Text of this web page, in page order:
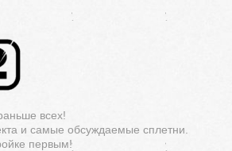
всех!
и самые обсуждаемые сплетни.
первым!